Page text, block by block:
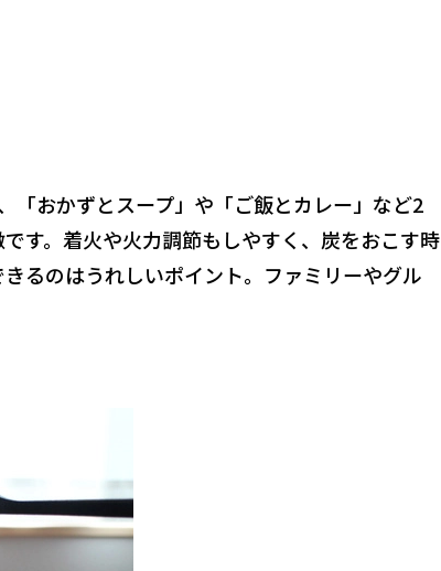
「おかずとスープ」や「ご飯とカレー」など2
です。着火や火力調節もしやすく、炭をおこす時
るのはうれしいポイント。ファミリーやグル